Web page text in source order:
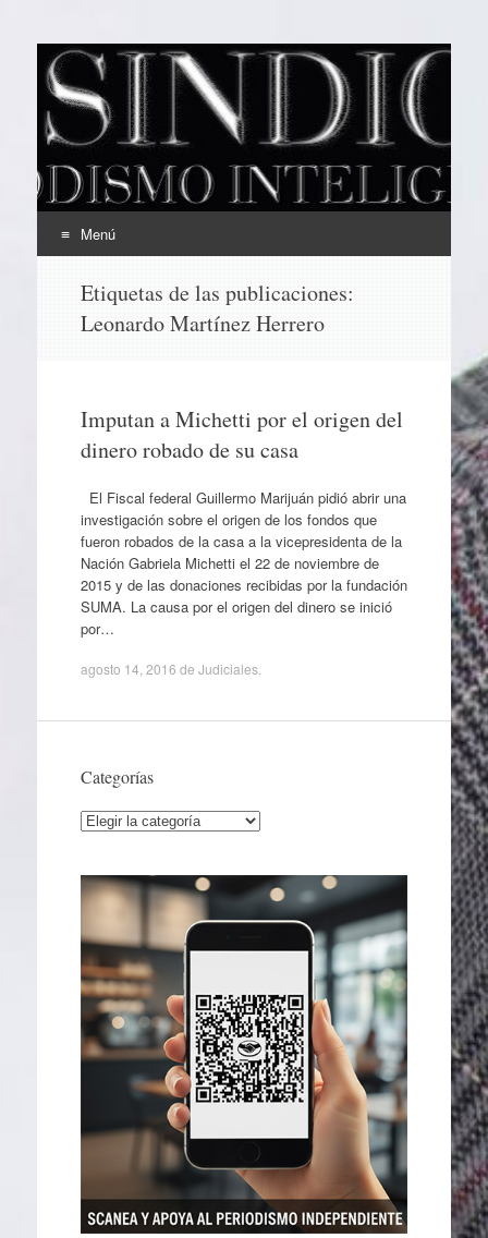
EL SINDICAL
Periodismo Inteligente
Menú
contenido
Etiquetas de las publicaciones:
Leonardo Martínez Herrero
Imputan a Michetti por el origen del
dinero robado de su casa
El Fiscal federal Guillermo Marijuán pidió abrir una
investigación sobre el origen de los fondos que
fueron robados de la casa a la vicepresidenta de la
Nación Gabriela Michetti el 22 de noviembre de
2015 y de las donaciones recibidas por la fundación
SUMA. La causa por el origen del dinero se inició
por…
agosto 14, 2016 de Judiciales.
Categorías
Categorías